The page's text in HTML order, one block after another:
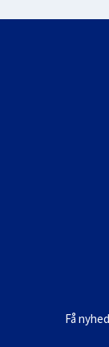
Få